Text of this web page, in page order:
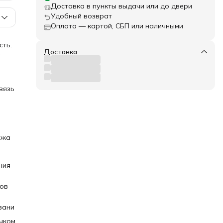
и
Доставка в пункты выдачи или до двери
Удобный возврат
Оплата — картой, СБП или наличными
Доставка